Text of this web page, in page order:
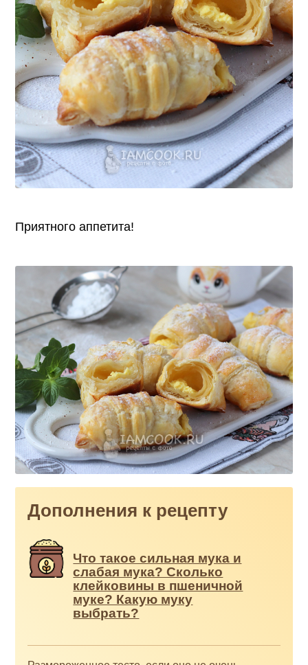
Приятного аппетита!
Дополнения к рецепту
Что такое сильная мука и
слабая мука? Сколько
клейковины в пшеничной
муке? Какую муку
выбрать?